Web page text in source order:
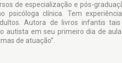
de especialização e pós-
psicóloga clínica. Tem
Autora de livros infantis tais
autista em seu primeiro dia de
de atuação”.